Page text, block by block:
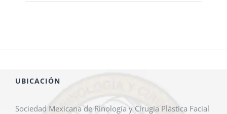
UBICACIÓN
Sociedad Mexicana de Rinología y Cirugía Plástica Facial